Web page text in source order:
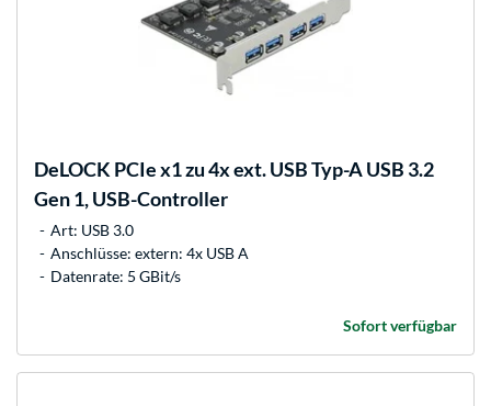
DeLOCK PCIe x1 zu 4x ext. USB Typ-A USB 3.2
Gen 1, USB-Controller
Art: USB 3.0
Anschlüsse: extern: 4x USB A
Datenrate: 5 GBit/s
Sofort verfügbar